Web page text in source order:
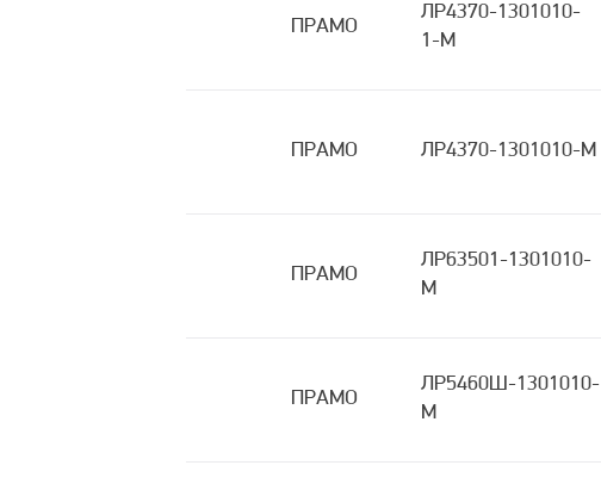
ПРАМО
ЛР4370-1301010-
1-М
ПРАМО ЛР4370-1301010-М
ПРАМО
ЛР63501-1301010-
М
ПРАМО
ЛР5460Ш-1301010-
М